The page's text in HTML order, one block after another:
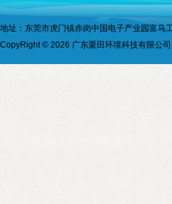
地址：东莞市虎门镇赤岗中国电子产业园富
CopyRight © 2026 广东栗田环境科技有限公